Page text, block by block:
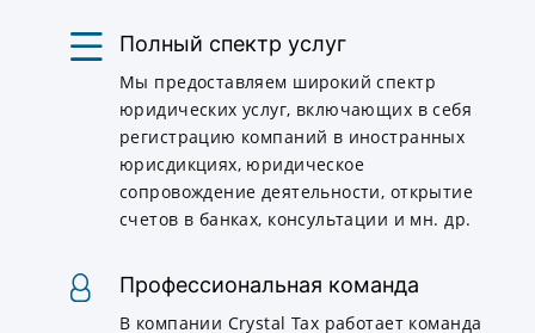
Полный спектр услуг
Мы предоставляем широкий спектр
юридических услуг, включающих в себя
регистрацию компаний в иностранных
юрисдикциях, юридическое
сопровождение деятельности, открытие
счетов в банках, консультации и мн. др.
Профессиональная команда
В компании Crystal Tax работает команда